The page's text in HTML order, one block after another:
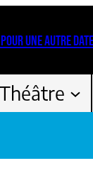
UNE AUTRE